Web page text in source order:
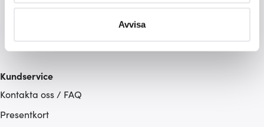
Du kan ändra eller dra tillbaka ditt samtycke när som
ska anpassas efter det som vi tror att du tycker om. Det
gör också att vi kan analysera vår trafik och göra
som du vill dela med dig av.
Avvisa
Kundservice
Kontakta oss / FAQ
Presentkort